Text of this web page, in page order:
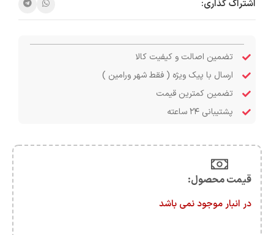
اشتراک گذاری:
تضمین اصالت و کیفیت کالا
ارسال با پیک ویژه ( فقط شهر ورامین )
تضمین کمترین قیمت
پشتیبانی ۲۴ ساعته
قیمت محصول:​
در انبار موجود نمی باشد